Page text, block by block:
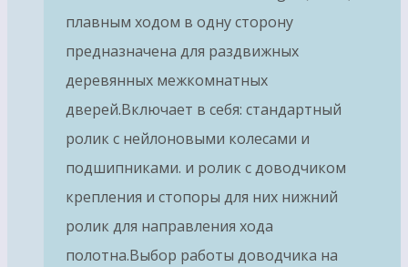
плавным ходом в одну сторону
предназначена для раздвижных
деревянных межкомнатных
дверей.Включает в себя: стандартный
ролик с нейлоновыми колесами и
подшипниками. и ролик с доводчиком
крепления и стопоры для них нижний
ролик для направления хода
полотна.Выбор работы доводчика на